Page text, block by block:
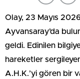
Olay, 23 Mayıs
Ayvansaray’da
geldi. Edinilen
hareketler
A.H.K.’yi gören bir